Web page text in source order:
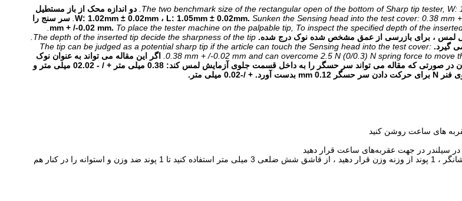
The two benchmark size of the rectangular open of the bottom of Sharp tip tester, W: دو اندازه محک از باز مستطیل
Sunken the Sensing head into the test cover: 0.38 mm
سر سنج را
To place the tester machine on the palpable tip, To inspect the specified depth of the
لمس ، برای بازرسی از عمق مشخص شده نوک درج شده. The depth of the inserted tip decide the sharpness of the tip.
گیرد. The tip can be judged as a potential sharp tip if the article can touch the Sensing head into the test cover:
0.38 mm + /-0.02 mm and can overcome 2.5 N (0/0.3) N spring force to move
اگر این مقاله می تواند به عنوان نوک
تیز بالقوه مورد استفاده قرار گیرد ، می توان در صورتی که مقاله می تواند سر حسگر را به داخل قسمت جلوی آزمایش لمس کند: 0.38 میلی متر + / - 02.02 میلی متر و
d ، برای بسته شدن درپوش پیچ چراغهای نشانگر ، 1 پوند از وزنه وزن قرار دهید ، از قاشق شش ضلعی 3 میلی متر استفاده کنید تا 1 پوند ضد وزن و استوانه را در کنار هم